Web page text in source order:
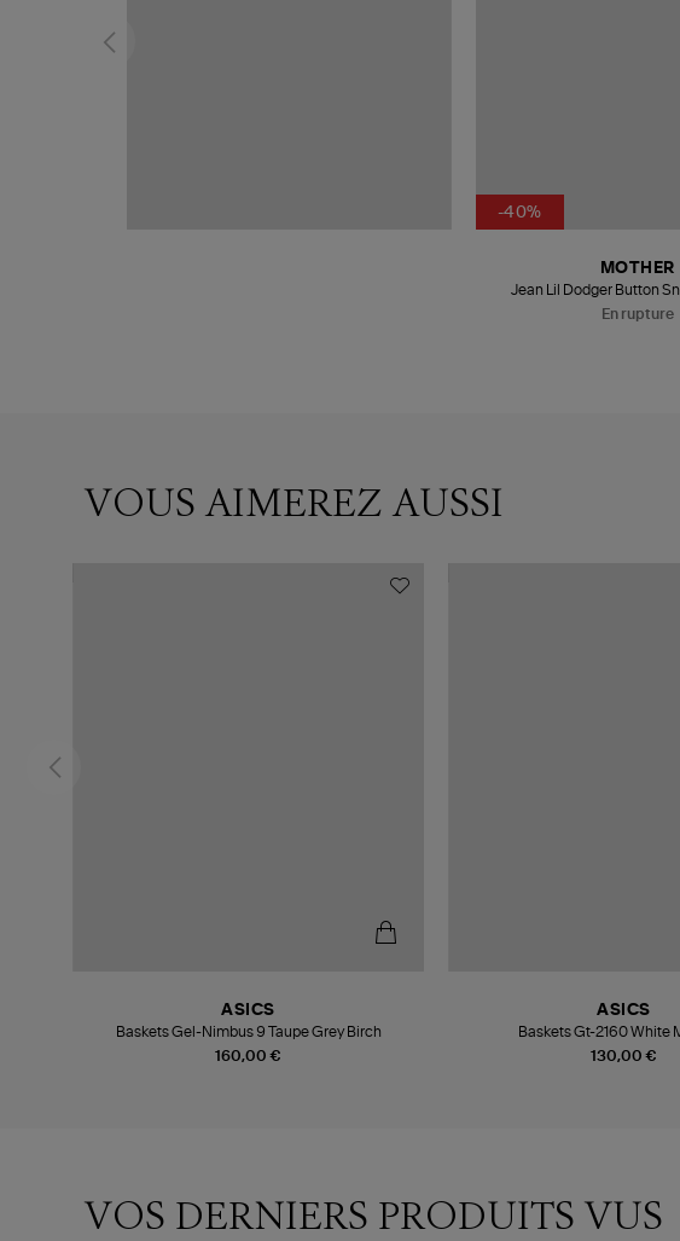
-40%
En rupture
MOTHER
Jean Lil Dodger Button
VOUS AIMEREZ AUSSI
160,00 €
ASICS
Baskets Gel-Nimbus 9 Taupe Grey Birch
130,00 €
ASICS
Baskets Gt-2160 White
VOS DERNIERS PRODUITS VUS